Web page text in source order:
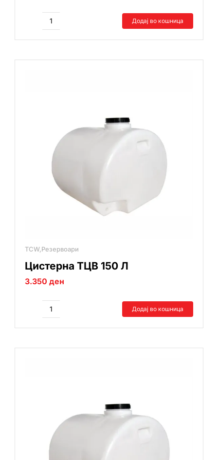
Цистерна
Л
Додај во кошница
TCW,Резервоари
Цистерна ТЦВ 150 Л
3.350 ден
Цистерна
Л
Додај во кошница